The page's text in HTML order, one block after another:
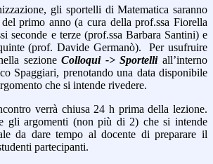
gli sportelli di Matematica saranno
primo anno (a cura della prof.ssa Fiorella
seconde e terze (prof.ssa Barbara Santini) e
(prof. Davide Germanò). Per usufruire
sezioneColloqui -> Sportelliall’interno
Spaggiari, prenotando una data disponibile
che si intende rivedere.
verrà chiusa 24 h prima della lezione.
gli argomenti (non più di 2) che si intende
da dare tempo al docente di preparare il
partecipanti.